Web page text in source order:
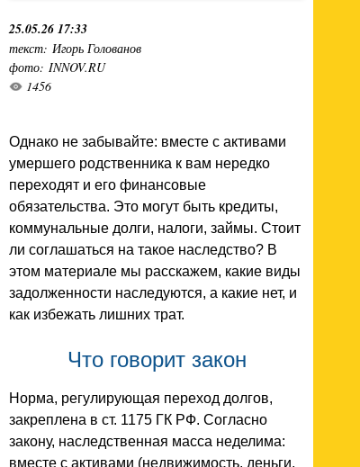
25.05.26 17:33
текст: Игорь Голованов
фото: INNOV.RU
1456
Однако не забывайте: вместе с активами
умершего родственника к вам нередко
переходят и его финансовые
обязательства. Это могут быть кредиты,
коммунальные долги, налоги, займы. Стоит
ли соглашаться на такое наследство? В
этом материале мы расскажем, какие виды
задолженности наследуются, а какие нет, и
как избежать лишних трат.
Что говорит закон
Норма, регулирующая переход долгов,
закреплена в ст. 1175 ГК РФ. Согласно
закону, наследственная масса неделима:
вместе с активами (недвижимость, деньги,